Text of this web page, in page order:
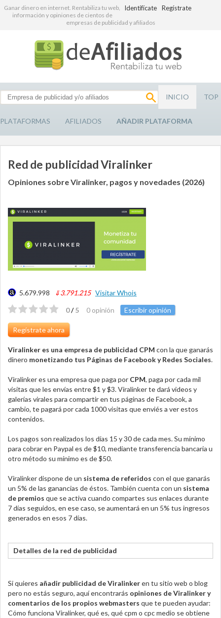
Identifícate Regístrate
Ganar dinero en internet. Rentabiliza tu web,
información y opiniones de cientos de
empresas de publicidad y afiliados
INICIO TOP
PLATAFORMAS AFILIADOS AÑADIR PLATAFORMA
Red de publicidad Viralinker
Opiniones sobre Viralinker, pagos y novedades (2026)
5.679.998 ⇓3.791.215 Visitar Whois
0/5 0 opinión Escribir opinión
Regístrate ahora
Viralinker es una empresa de publicidad CPM con la que ganarás
dinero monetizando tus Páginas de Facebook y Redes Sociales.
Viralinker es una empresa que paga por CPM, paga por cada mil
visitas que les envías entre $1 y $3. Viralinker te dará videos y
galerías virales para compartir en tus páginas de Facebook, a
cambio, te pagará por cada 1000 visitas que enviés a ver estos
contenidos.
Los pagos son realizados los días 15 y 30 de cada mes. Su mínimo
para cobrar en Paypal es de $10, mediante transferencia bancaria u
otro método su mínimo es de $50.
Viralinker dispone de un sistema de referidos con el que ganarás
un 5% de las ganancias de éstos. También cuenta con un sistema
de premios que se activa cuando compartes sus enlaces durante
7 días seguidos, en ese caso, se aumentará en un 5% tus ingresos
generados en esos 7 días.
Detalles de la red de publicidad
Si quieres añadir publicidad de Viralinkeren tu sitio web o blog
pero no estás seguro, aquí encontrarás opiniones de Viralinker y
comentarios de los propios webmasters que te pueden ayudar:
Cómo funciona Viralinker, qué es, qué cpm o cpc medio se obtiene